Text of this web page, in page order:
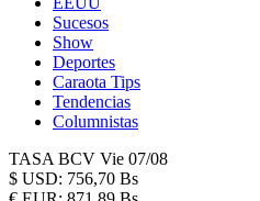
Sucesos
Show
Deportes
Caraota Tips
Tendencias
Columnistas
TASA BCV Vie 07/08
$ USD: 756,70 Bs